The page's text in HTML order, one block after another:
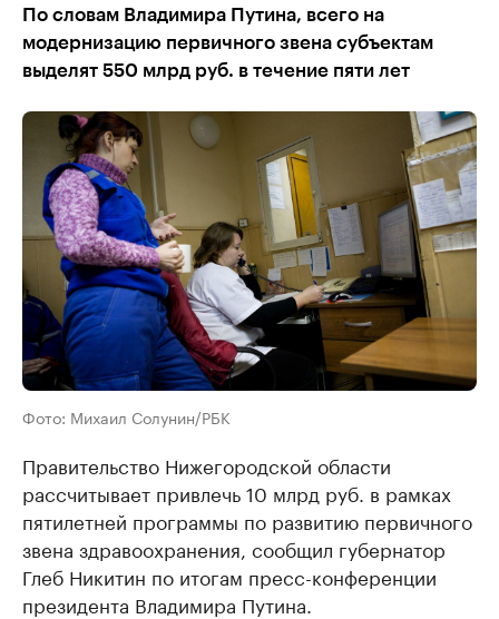
По словам Владимира Путина, всего на
модернизацию первичного звена субъектам
выделят 550 млрд руб. в течение пяти лет
Фото: Михаил Солунин/РБК
Правительство Нижегородской области
рассчитывает привлечь 10 млрд руб. в рамках
пятилетней программы по развитию первичного
звена здравоохранения, сообщил губернатор
Глеб Никитин по итогам пресс-конференции
президента Владимира Путина.